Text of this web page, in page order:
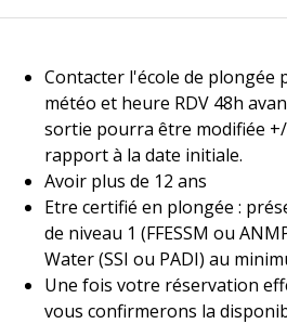
Contacter l'école de plongée
météo et heure RDV 48h
sortie pourra être modifiée
rapport à la date initiale.
Avoir plus de 12 ans
Etre certifié en plongée :
de niveau 1 (FFESSM ou
Water (SSI ou PADI) au
Une fois votre réservation
vous confirmerons la